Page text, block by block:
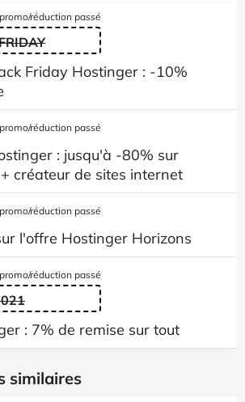
réduction passé
Friday Hostinger : -10%
réduction passé
: jusqu'à -80% sur
créateur de sites internet
réduction passé
l'offre Hostinger Horizons
réduction passé
: 7% de remise sur tout
similaires